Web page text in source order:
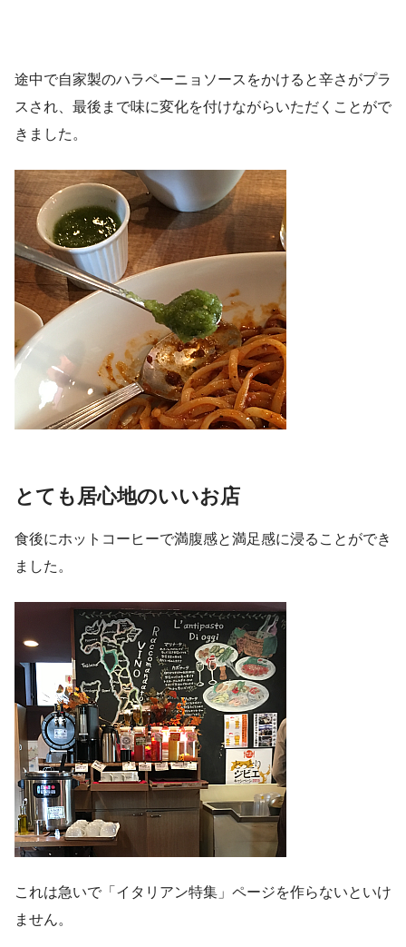
途中で自家製のハラペーニョソースをかけると辛さがプラ
スされ、最後まで味に変化を付けながらいただくことがで
きました。
とても居心地のいいお店
食後にホットコーヒーで満腹感と満足感に浸ることができ
ました。
これは急いで「イタリアン特集」ページを作らないといけ
ません。